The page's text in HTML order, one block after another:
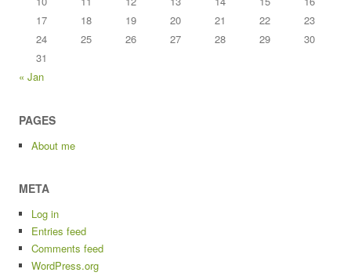
17
18 19 20 21 22
23
24
25 26 27 28 29
30
31
« Jan
PAGES
About me
META
Log in
Entries feed
Comments feed
WordPress.org